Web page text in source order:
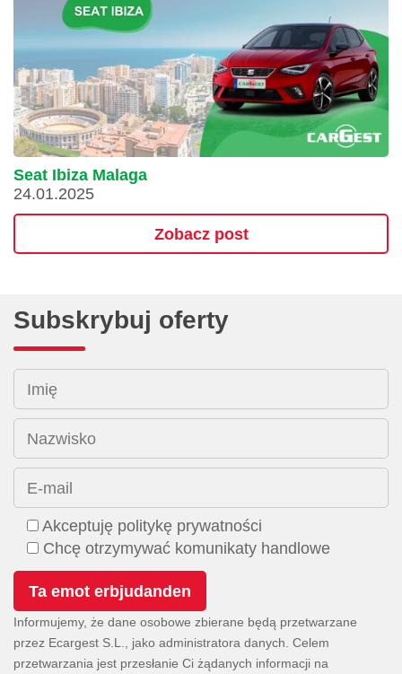
Seat Ibiza Malaga
24.01.2025
Zobacz post
Subskrybuj oferty
Imię
Nazwisko
E-mail
Akceptuję politykę prywatności
Chcę otrzymywać komunikaty handlowe
Informujemy, że dane osobowe zbierane będą przetwarzane
przez Ecargest S.L., jako administratora danych. Celem
przetwarzania jest przesłanie Ci żądanych informacji na